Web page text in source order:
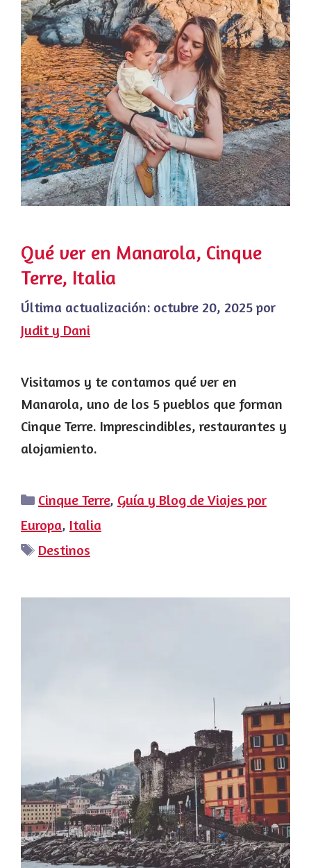
Qué ver en Manarola, Cinque
Terre, Italia
Última actualización: octubre 20, 2025 por
Judit y Dani
Visitamos y te contamos qué ver en
Manarola, uno de los 5 pueblos que forman
Cinque Terre. Imprescindibles, restaurantes y
alojamiento.
Categorías
Cinque Terre, Guía y Blog de Viajes por
Europa, Italia
Etiquetas
Destinos